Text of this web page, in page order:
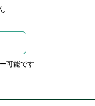
可能です